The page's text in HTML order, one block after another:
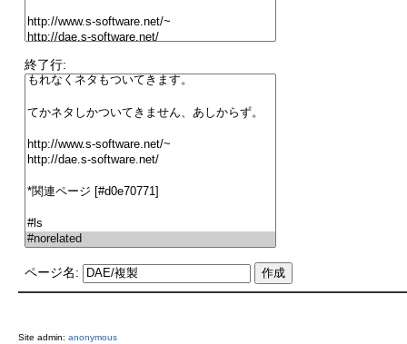
終了行:
ページ名:
Site admin: anonymous